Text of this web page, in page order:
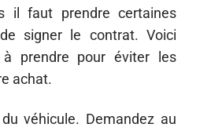
il faut prendre certaines
signer le contrat. Voici
à prendre pour éviter les
achat.
véhicule. Demandez au